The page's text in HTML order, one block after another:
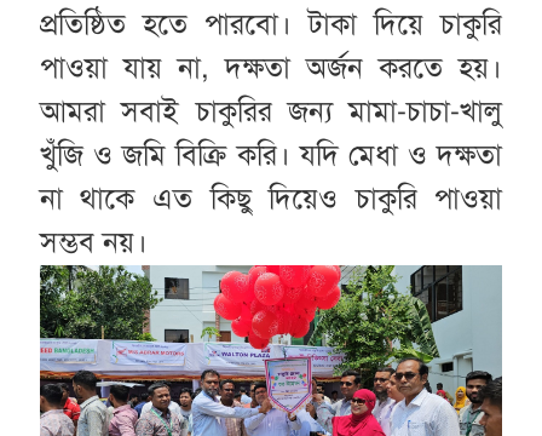
প্রতিষ্ঠিত হতে পারবো। টাকা দিয়ে চাকুরি
পাওয়া যায় না, দক্ষতা অর্জন করতে হয়।
আমরা সবাই চাকুরির জন্য মামা-চাচা-খালু
খুঁজি ও জমি বিক্রি করি। যদি মেধা ও দক্ষতা
না থাকে এত কিছু দিয়েও চাকুরি পাওয়া
সম্ভব নয়।